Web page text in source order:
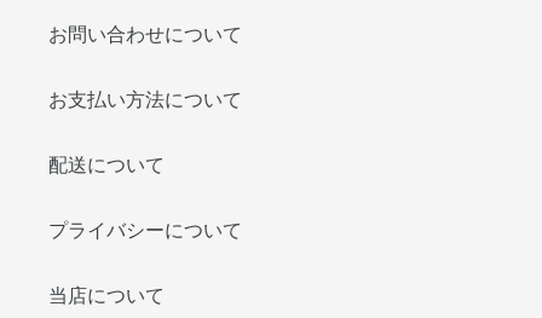
お問い合わせについて
お支払い方法について
配送について
プライバシーについて
当店について